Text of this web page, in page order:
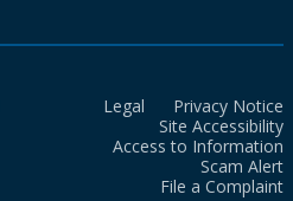
Legal
Privacy Notice
Site Accessibility
Access to Information
Scam Alert
File a Complaint